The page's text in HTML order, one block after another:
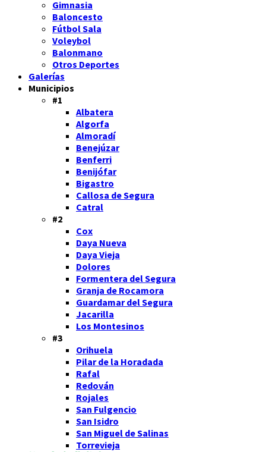
Gimnasia
Baloncesto
Fútbol Sala
Voleybol
Balonmano
Otros Deportes
Galerías
Municipios
#1
Albatera
Algorfa
Almoradí
Benejúzar
Benferri
Benijófar
Bigastro
Callosa de Segura
Catral
#2
Cox
Daya Nueva
Daya Vieja
Dolores
Formentera del Segura
Granja de Rocamora
Guardamar del Segura
Jacarilla
Los Montesinos
#3
Orihuela
Pilar de la Horadada
Rafal
Redován
Rojales
San Fulgencio
San Isidro
San Miguel de Salinas
Torrevieja